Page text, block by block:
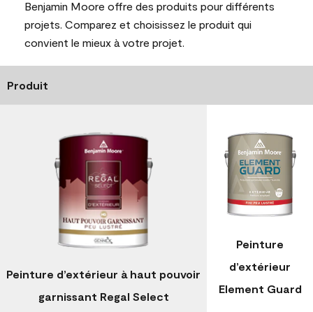
Benjamin Moore offre des produits pour différents
projets. Comparez et choisissez le produit qui
convient le mieux à votre projet.
Produit
Peinture d’extérieur à haut pouvoir
garnissant Regal Select
Peinture
d’extérieur
Element Guard